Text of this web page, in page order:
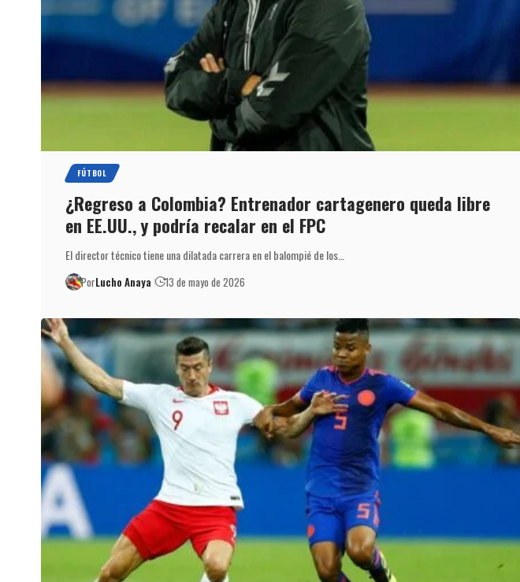
FÚTBOL
¿Regreso a Colombia? Entrenador cartagenero queda libre
en EE.UU., y podría recalar en el FPC
El director técnico tiene una dilatada carrera en el balompié de los…
PorLucho Anaya 13 de mayo de 2026